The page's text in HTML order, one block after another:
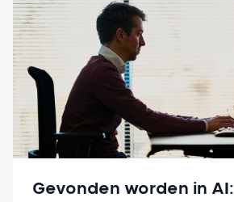
Gevonden worden in AI: